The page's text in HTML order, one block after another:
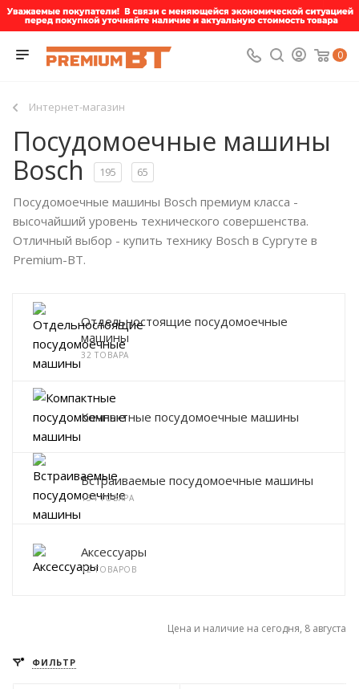
0
Интернет-магазин
Посудомоечные машины
Bosch
195 65
Отдельностоящие посудомоечные
машины
32 ТОВАРА
Компактные посудомоечные машины
Встраиваемые посудомоечные машины
154 ТОВАРА
Аксессуары
12 ТОВАРОВ
Посудомоечные машины Bosch премиум класса -
высочайший уровень технического совершенства.
Отличный выбор - купить технику Bosch в Сургуте в
Premium-BT.
Цена и наличие на сегодня, 8 августа
ФИЛЬТР